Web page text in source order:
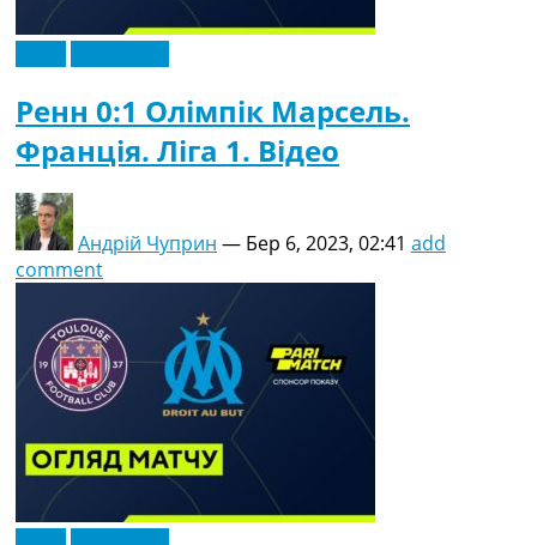
Ренн 0:1 Олімпік Марсель.
Франція. Ліга 1. Відео
Андрій Чуприн — Бер 6, 2023, 02:41 add
comment